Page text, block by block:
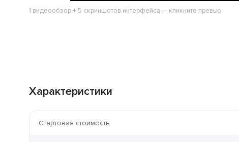
1 видеообзор + 5 скриншотов интерфейса — кликните превью
Характеристики
Стартовая стоимость